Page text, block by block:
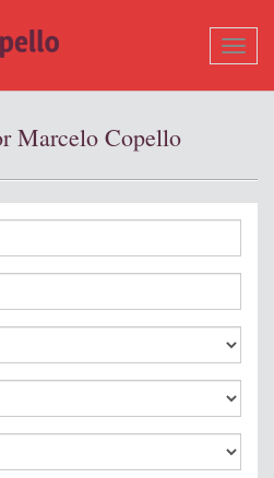
Marcelo Copello